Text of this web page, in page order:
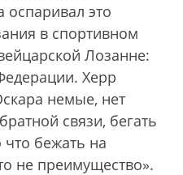
оспаривал это
в спортивном
Лозанне:
Херр
немые, нет
связи, бегать
бежать на
не преимущество».